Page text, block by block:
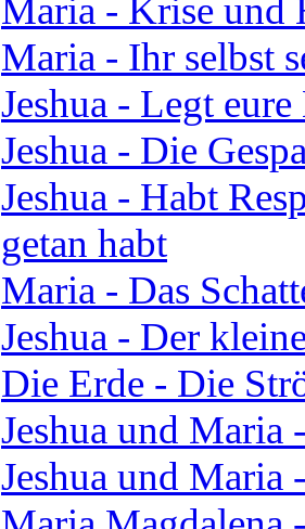
Maria - Krise und
Maria - Ihr selbst
Jeshua - Legt
Jeshua - Die
Jeshua - Habt
getan habt
Maria - Das
Jeshua - Der
Die Erde - Die
Jeshua und Maria
Jeshua und Maria